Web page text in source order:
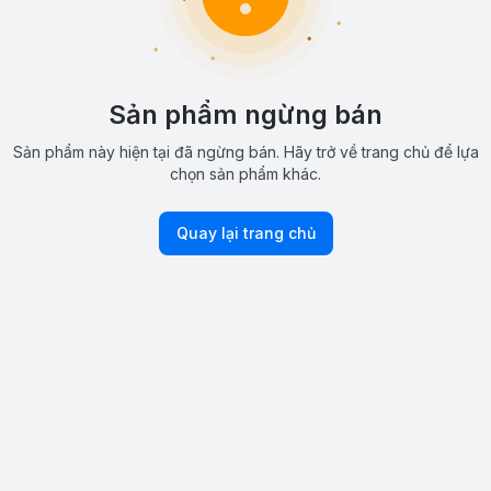
Sản phẩm ngừng bán
Sản phẩm này hiện tại đã ngừng bán. Hãy trở về trang chủ để lựa
chọn sản phẩm khác.
Quay lại trang chủ